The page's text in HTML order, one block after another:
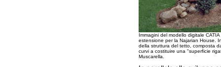
Immagini del modello digitale
estensione per la Najarian House.
della struttura del tetto, composta
curvi a costituire una "superficie
Muscarella